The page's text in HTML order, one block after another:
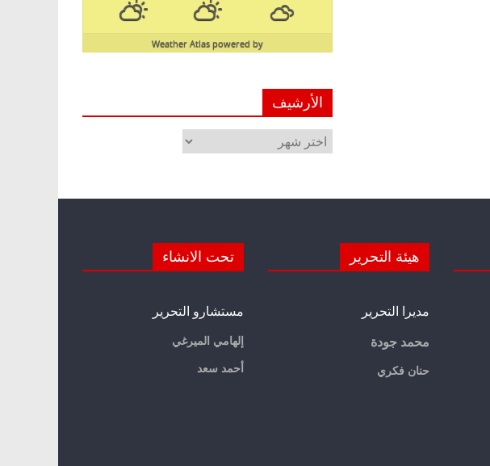
powered by
Weather Atlas
الأرشيف
الأرشيف
هيئة التحرير
مديرا التحرير
محمد جودة
حنان فكري
تحت الانشاء
مستشارو التحرير
إلهامي الميرغي
أحمد سعد